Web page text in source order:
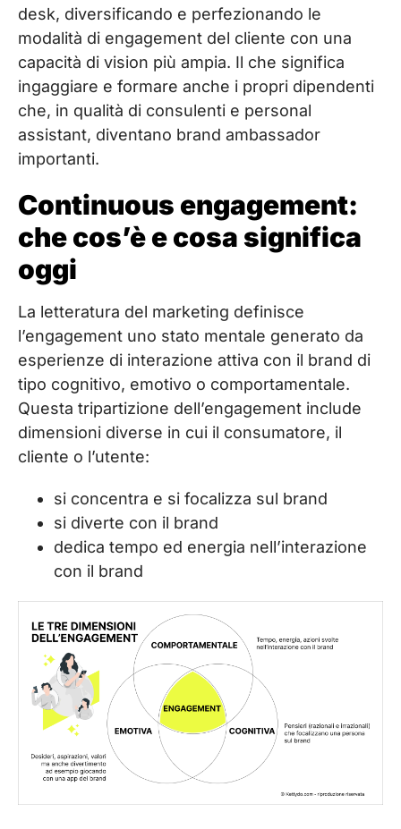
desk, diversificando e perfezionando le
modalità di engagement del cliente con una
capacità di vision più ampia. Il che significa
ingaggiare e formare anche i propri dipendenti
che, in qualità di consulenti e personal
assistant, diventano brand ambassador
importanti.
Continuous engagement:
che cos’è e cosa significa
oggi
La letteratura del marketing definisce
l’engagement uno stato mentale generato da
esperienze di interazione attiva con il brand di
tipo cognitivo, emotivo o comportamentale.
Questa tripartizione dell’engagement include
dimensioni diverse in cui il consumatore, il
cliente o l’utente:
si concentra e si focalizza sul brand
si diverte con il brand
dedica tempo ed energia nell’interazione
con il brand